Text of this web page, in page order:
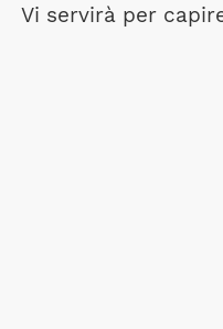
Vi servirà per